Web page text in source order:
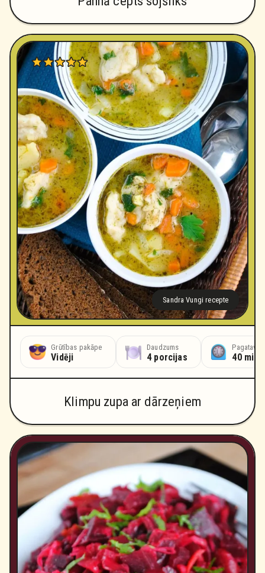
Sandra Vungi recepte
Grūtības pakāpe
Vidēji
Daudzums
4 porcijas 40
Klimpu zupa ar dārzeņiem